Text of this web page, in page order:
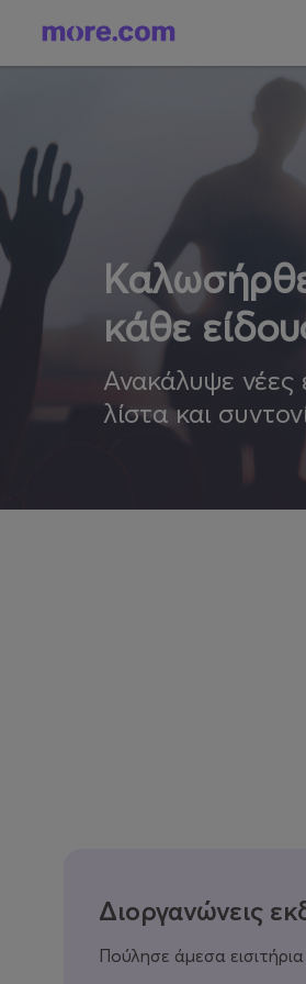
κάθε
Ανακάλυψε νέες
λίστα και
Διοργανώνεις
Πούλησε άμεσα